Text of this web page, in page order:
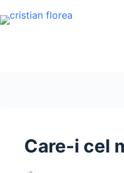
la
Care-i cel